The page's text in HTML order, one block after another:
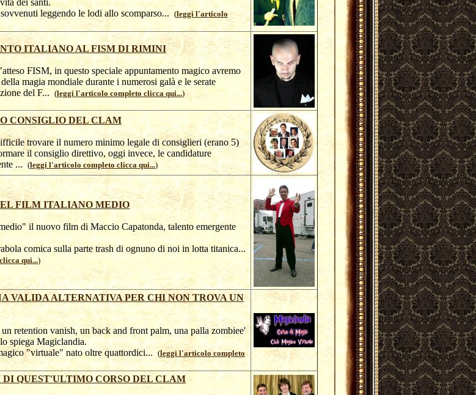
dei santi.
leggendo le lodi allo scomparso... (leggi l'articolo
ITALIANO AL FISM DI RIMINI
FISM, in questo speciale appuntamento magico avremo
magia mondiale durante i numerosi galà e le serate
del F...(leggi l'articolo completo clicca qui...)
CONSIGLIO DEL CLAM
trovare il numero minimo legale di consiglieri (erano 5)
il consiglio direttivo, oggi invece, le candidature
...(leggi l'articolo completo clicca qui...)
FILM ITALIANO MEDIO
il nuovo film di Maccio Capatonda, talento emergente
comica sulla parte trash di ognuno di noi in lotta titanica...
qui...)
VALIDA ALTERNATIVA PER CHI NON TROVA UN
retention vanish, un back and front palm, una palla zombiee'
spiega Magiclandia.
"virtuale" nato oltre quattordici...(leggi l'articolo completo
QUEST'ULTIMO CORSO DEL CLAM